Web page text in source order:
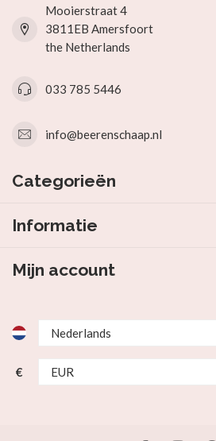
Mooierstraat 4
3811EB Amersfoort
the Netherlands
033 785 5446
info@beerenschaap.nl
Categorieën
Informatie
Mijn account
€